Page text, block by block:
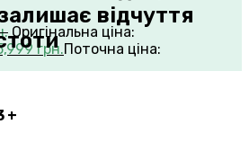
Оригінальна ціна:
грн.Поточна ціна:
відчуття
+